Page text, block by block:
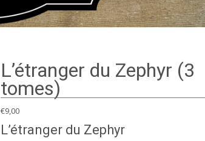
L’étranger du Zephyr (3
tomes)
€9,00
L’étranger du Zephyr